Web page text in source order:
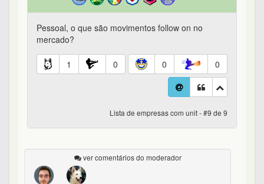
Pessoal, o que são movimentos follow on no
mercado?
1 0 0 0
Lista de empresas com unit - #9 de 9
ver comentários do moderador